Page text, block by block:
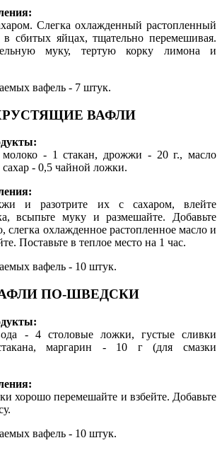
Слегка охлажденный растопленный
в сбитых яйцах, тщательно перемешивая.
муку, тертую корку лимона и
вафель - 7 штук.
ВАФЛИ
- 1 стакан, дрожжи - 20 г., масло
сахар - 0,5 чайной ложки.
и разотрите их с сахаром, влейте
всыпьте муку и размешайте. Добавьте
слегка охлажденное растопленное масло и
Поставьте в теплое место на 1 час.
вафель - 10 штук.
ПО-ШВЕДСКИ
- 4 столовые ложки, густые сливки
маргарин - 10 г (для смазки
хорошо перемешайте и взбейте. Добавьте
вафель - 10 штук.